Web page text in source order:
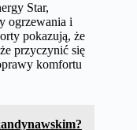
Star,
ogrzewania i
pokazują, że
przyczynić się
komfortu